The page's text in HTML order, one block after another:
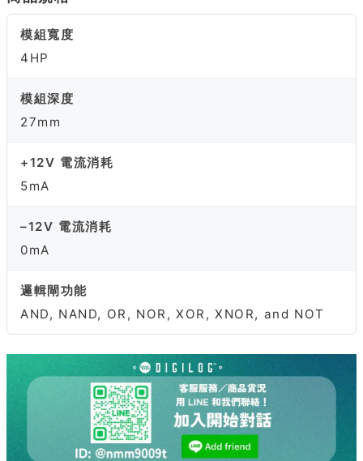
模組寬度
4HP
模組深度
27mm
+12V 電流消耗
5mA
–12V 電流消耗
0mA
邏輯閘功能
AND, NAND, OR, NOR, XOR, XNOR, and NOT